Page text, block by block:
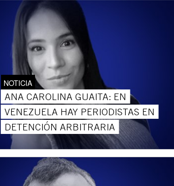
NOTICIA
ANA CAROLINA GUAITA: EN
VENEZUELA HAY PERIODISTAS EN
DETENCIÓN ARBITRARIA